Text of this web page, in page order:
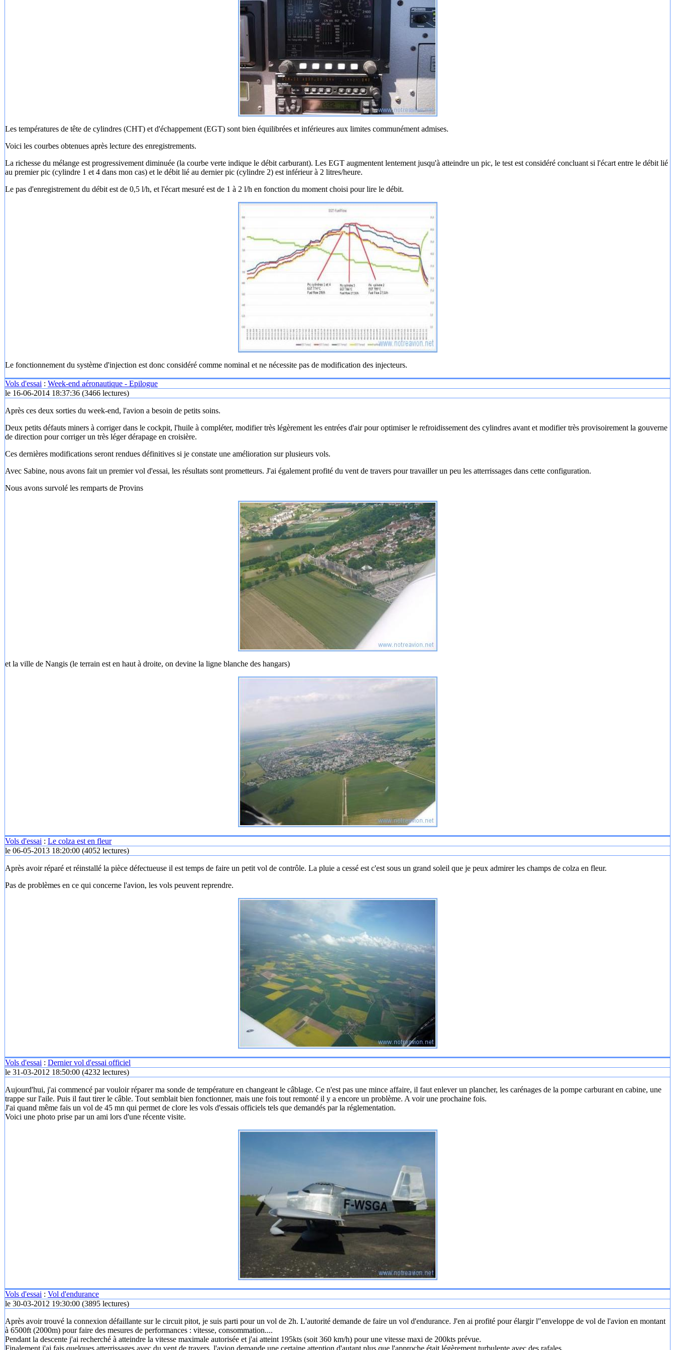
Les températures de tête de cylindres (CHT) et d'échappement (EGT) sont bien équilibrées et inférieures aux limites communément admises.
Voici les courbes obtenues après lecture des enregistrements.
La richesse du mélange est progressivement diminuée (la courbe verte indique le débit carburant). Les EGT augmentent lentement jusqu'à atteindre un pic, le test est considéré concluant si l'écart entre le débit lié
au premier pic (cylindre 1 et 4 dans mon cas) et le débit lié au dernier pic (cylindre 2) est inférieur à 2 litres/heure.
Le pas d'enregistrement du débit est de 0,5 l/h, et l'écart mesuré est de 1 à 2 l/h en fonction du moment choisi pour lire le débit.
Le fonctionnement du système d'injection est donc considéré comme nominal et ne nécessite pas de modification des injecteurs.
Vols d'essai : Week-end aéronautique - Epilogue
le 16-06-2014 18:37:36 (3466 lectures)
Après ces deux sorties du week-end, l'avion a besoin de petits soins.
Deux petits défauts miners à corriger dans le cockpit, l'huile à compléter, modifier très légèrement les entrées d'air pour optimiser le refroidissement des cylindres avant et modifier très provisoirement la gouverne
de direction pour corriger un très léger dérapage en croisière.
Ces dernières modifications seront rendues définitives si je constate une amélioration sur plusieurs vols.
Avec Sabine, nous avons fait un premier vol d'essai, les résultats sont prometteurs. J'ai également profité du vent de travers pour travailler un peu les atterrissages dans cette configuration.
Nous avons survolé les remparts de Provins
et la ville de Nangis (le terrain est en haut à droite, on devine la ligne blanche des hangars)
Vols d'essai : Le colza est en fleur
le 06-05-2013 18:20:00 (4052 lectures)
Après avoir réparé et réinstallé la pièce défectueuse il est temps de faire un petit vol de contrôle. La pluie a cessé est c'est sous un grand soleil que je peux admirer les champs de colza en fleur.
Pas de problèmes en ce qui concerne l'avion, les vols peuvent reprendre.
Vols d'essai : Dernier vol d'essai officiel
le 31-03-2012 18:50:00 (4232 lectures)
Aujourd'hui, j'ai commencé par vouloir réparer ma sonde de température en changeant le câblage. Ce n'est pas une mince affaire, il faut enlever un plancher, les carénages de la pompe carburant en cabine, une
trappe sur l'aile. Puis il faut tirer le câble. Tout semblait bien fonctionner, mais une fois tout remonté il y a encore un problème. A voir une prochaine fois.
J'ai quand même fais un vol de 45 mn qui permet de clore les vols d'essais officiels tels que demandés par la réglementation.
Voici une photo prise par un ami lors d'une récente visite.
Vols d'essai : Vol d'endurance
le 30-03-2012 19:30:00 (3895 lectures)
Après avoir trouvé la connexion défaillante sur le circuit pitot, je suis parti pour un vol de 2h. L'autorité demande de faire un vol d'endurance. J'en ai profité pour élargir l"enveloppe de vol de l'avion en montant
à 6500ft (2000m) pour faire des mesures de performances : vitesse, consommation....
Pendant la descente j'ai recherché à atteindre la vitesse maximale autorisée et j'ai atteint 195kts (soit 360 km/h) pour une vitesse maxi de 200kts prévue.
Finalement j'ai fais quelques atterrissages avec du vent de travers, l'avion demande une certaine attention d'autant plus que l'approche était légèrement turbulente avec des rafales.